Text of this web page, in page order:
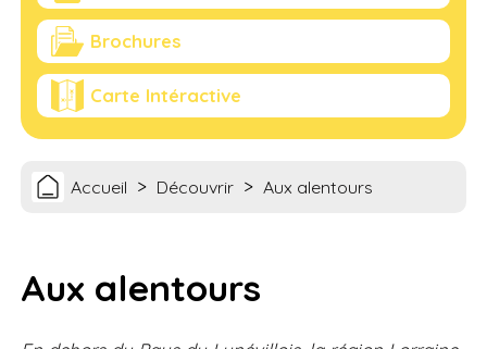
Brochures
Carte Intéractive
Accueil > Découvrir > Aux alentours
Aux alentours